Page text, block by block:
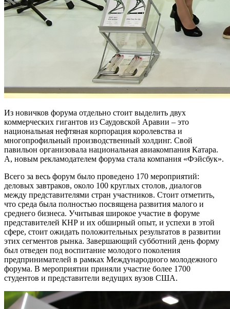
Из новичков форума отдельно стоит выделить двух
коммерческих гигантов из Саудовской Аравии – это
национальная нефтяная корпорация королевства и
многопрофильный производственный холдинг. Свой
павильон организовала национальная авиакомпания Катара.
А, новым рекламодателем форума стала компания «Фэйсбук».
Всего за весь форум было проведено 170 мероприятий:
деловых завтраков, около 100 круглых столов, диалогов
между представителями стран участников. Стоит отметить,
что среда была полностью посвящена развития малого и
среднего бизнеса. Учитывая широкое участие в форуме
представителей КНР и их обширный опыт, и успехи в этой
сфере, стоит ожидать положительных результатов в развитии
этих сегментов рынка. Завершающий субботний день форму
был отведен под воспитание молодого поколения
предпринимателей в рамках Международного молодежного
форума. В мероприятии приняли участие более 1700
студентов и представители ведущих вузов США.